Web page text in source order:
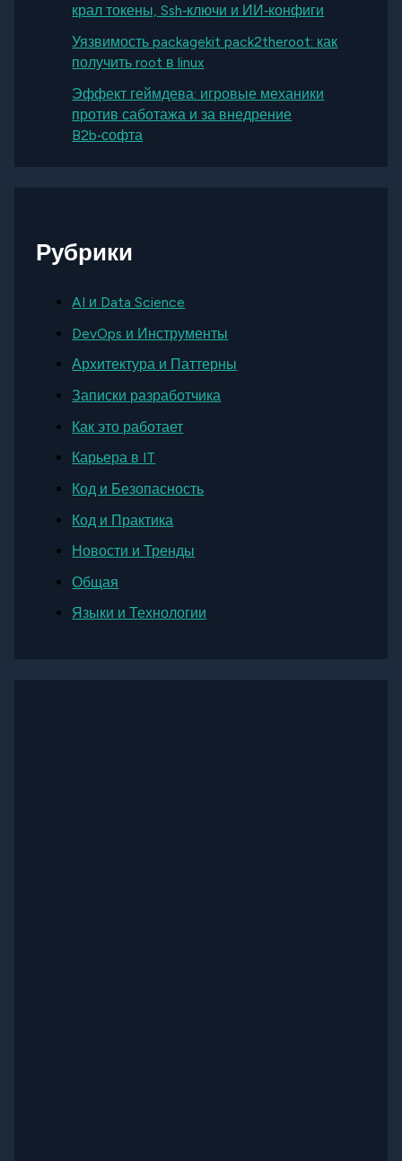
крал токены, Ssh‑ключи и ИИ‑конфиги
Уязвимость packagekit pack2theroot: как
получить root в linux
Эффект геймдева: игровые механики
против саботажа и за внедрение
B2b‑софта
Рубрики
AI и Data Science
DevOps и Инструменты
Архитектура и Паттерны
Записки разработчика
Как это работает
Карьера в IT
Код и Безопасность
Код и Практика
Новости и Тренды
Общая
Языки и Технологии